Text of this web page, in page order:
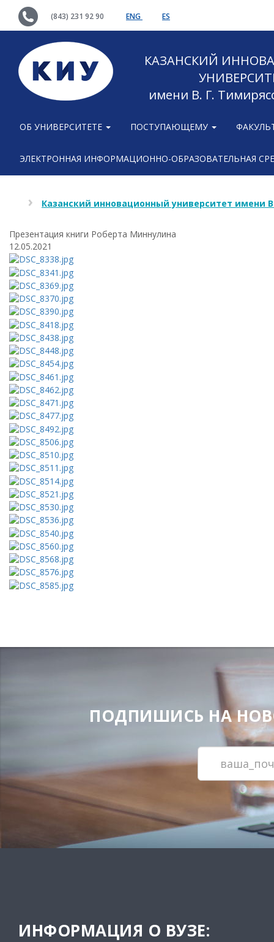
(843) 231 92 90 ENG ES
КАЗАНСКИЙ
имени В. Г.
ОБ УНИВЕРСИТЕТЕ ПОСТУПАЮЩЕМУ
ЭЛЕКТРОННАЯ ИНФОРМАЦИОННО-ОБРАЗОВАТЕЛЬНАЯ
Казанский инновационный университет имени
Презентация книги Роберта Миннулина
12.05.2021
ПОДПИШИСЬ НА
ИНФОРМАЦИЯ О ВУЗЕ: